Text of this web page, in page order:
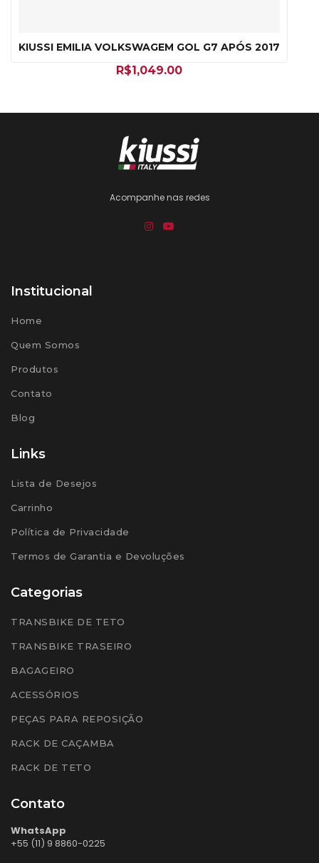
KIUSSI EMILIA VOLKSWAGEM GOL G7 APÓS 2017
R$1,049.00
Acompanhe nas redes
Institucional
Home
Quem Somos
Produtos
Contato
Blog
Links
Lista de Desejos
Carrinho
Política de Privacidade
Termos de Garantia e Devoluções
Categorias
TRANSBIKE DE TETO
TRANSBIKE TRASEIRO
BAGAGEIRO
ACESSÓRIOS
PEÇAS PARA REPOSIÇÃO
RACK DE CAÇAMBA
RACK DE TETO
Contato
WhatsApp
+55 (11) 9 8860-0225